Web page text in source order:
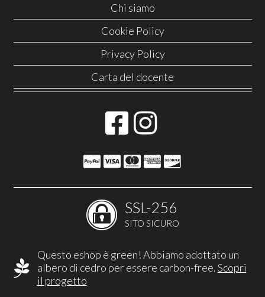
Chi siamo
Cookie Policy
Privacy Policy
Carta del docente
SSL-256
SITO SICURO
Questo eshop è green! Abbiamo adottato un
albero di cedro per essere carbon-free.Scopri
il progetto